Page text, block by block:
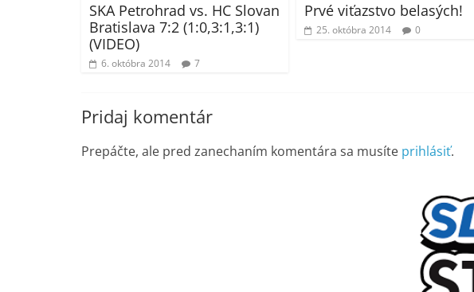
SKA Petrohrad vs. HC Slovan
Bratislava 7:2 (1:0,3:1,3:1)
(VIDEO)
6. októbra 2014 7
Prvé viťazstvo belasých!
25. októbra 2014 0
Pridaj komentár
Prepáčte, ale pred zanechaním komentára sa musíte prihlásiť.